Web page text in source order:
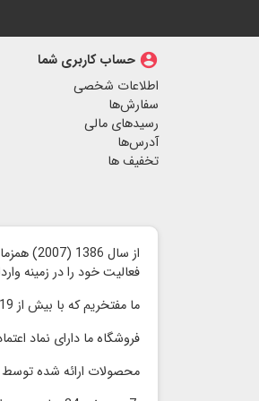
account_circle حساب کاربری شما
اطلاعات شخصی
سفارش‌ها
رسیدهای مالی
آدرس‌ها
تخفیف ها
از سال 1386 (2007) همزمان با عرضه اولین گوشی هوشمند آیفون توسط شرکت اپل ،
فعالیت خود را در زمینه
ما مفتخریم که با بیش از 19 سال سابقه کاری توانسته ایم محصولات با کیفیت را با قیمت مناسب و رقابتی بدون واسطه به مشتریان گرامی ارائه کنیم
فروشگاه ما دارای نماد
محصولات ارائه شده